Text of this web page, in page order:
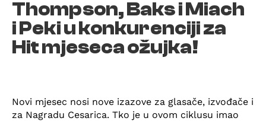
Thompson, Baks i Miach
i Peki u konkurenciji za
Hit mjeseca ožujka!
Novi mjesec nosi nove izazove za glasače, izvođače i
za Nagradu Cesarica. Tko je u ovom ciklusu imao